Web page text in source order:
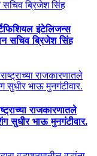
इंटेलिजन्स
ब्रिजेश सिंह
राजकारणातले
सुधीर भाऊ मुनगंटीवार.